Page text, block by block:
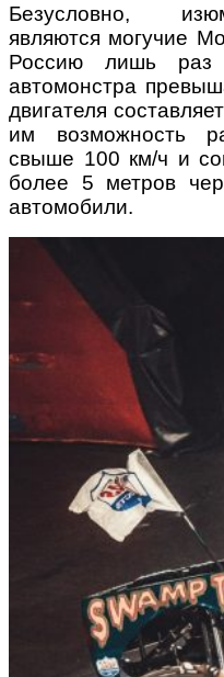
Безусловно,
являются могучие
Россию лишь раз
автомонстра
двигателя
им возможность
свыше 100 км/ч и
более 5 метров
автомобили.